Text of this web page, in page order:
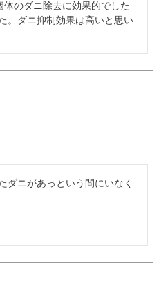
のダニ除去に効果的でした
。ダニ抑制効果は高いと思い
ダニがあっという間にいなく